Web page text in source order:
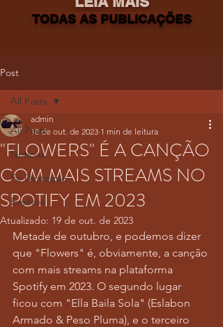
TODAS AS PUBLICAÇÕES
Post
All Posts
Notícias
Fã-Destaque
Eventos
All Posts
"FLOWERS" É A CANÇÃO
COM MAIS STREAMS NO
SPOTIFY EM 2023
admin
18 de out. de 2023 1 min de leitura
Atualizado: 19 de out. de 2023
Metade de outubro, e podemos dizer
que "Flowers" é, obviamente, a canção
com mais streams na plataforma
Spotify em 2023. O segundo lugar
ficou com "Ella Baila Sola" (Eslabon
Armado & Peso Pluma), e o terceiro